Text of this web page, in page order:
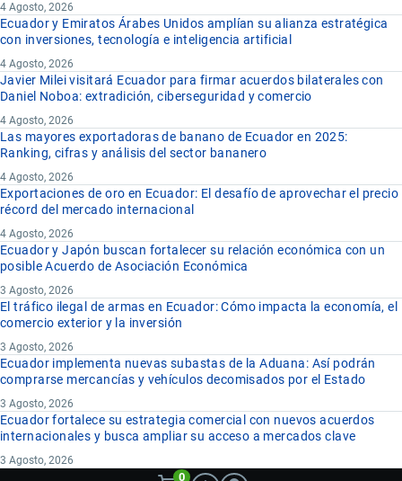
4 Agosto, 2026
Ecuador y Emiratos Árabes Unidos amplían su alianza estratégica
con inversiones, tecnología e inteligencia artificial
4 Agosto, 2026
Javier Milei visitará Ecuador para firmar acuerdos bilaterales con
Daniel Noboa: extradición, ciberseguridad y comercio
4 Agosto, 2026
Las mayores exportadoras de banano de Ecuador en 2025:
Ranking, cifras y análisis del sector bananero
4 Agosto, 2026
Exportaciones de oro en Ecuador: El desafío de aprovechar el precio
récord del mercado internacional
4 Agosto, 2026
Ecuador y Japón buscan fortalecer su relación económica con un
posible Acuerdo de Asociación Económica
3 Agosto, 2026
El tráfico ilegal de armas en Ecuador: Cómo impacta la economía, el
comercio exterior y la inversión
3 Agosto, 2026
Ecuador implementa nuevas subastas de la Aduana: Así podrán
comprarse mercancías y vehículos decomisados por el Estado
3 Agosto, 2026
Ecuador fortalece su estrategia comercial con nuevos acuerdos
internacionales y busca ampliar su acceso a mercados clave
3 Agosto, 2026
0